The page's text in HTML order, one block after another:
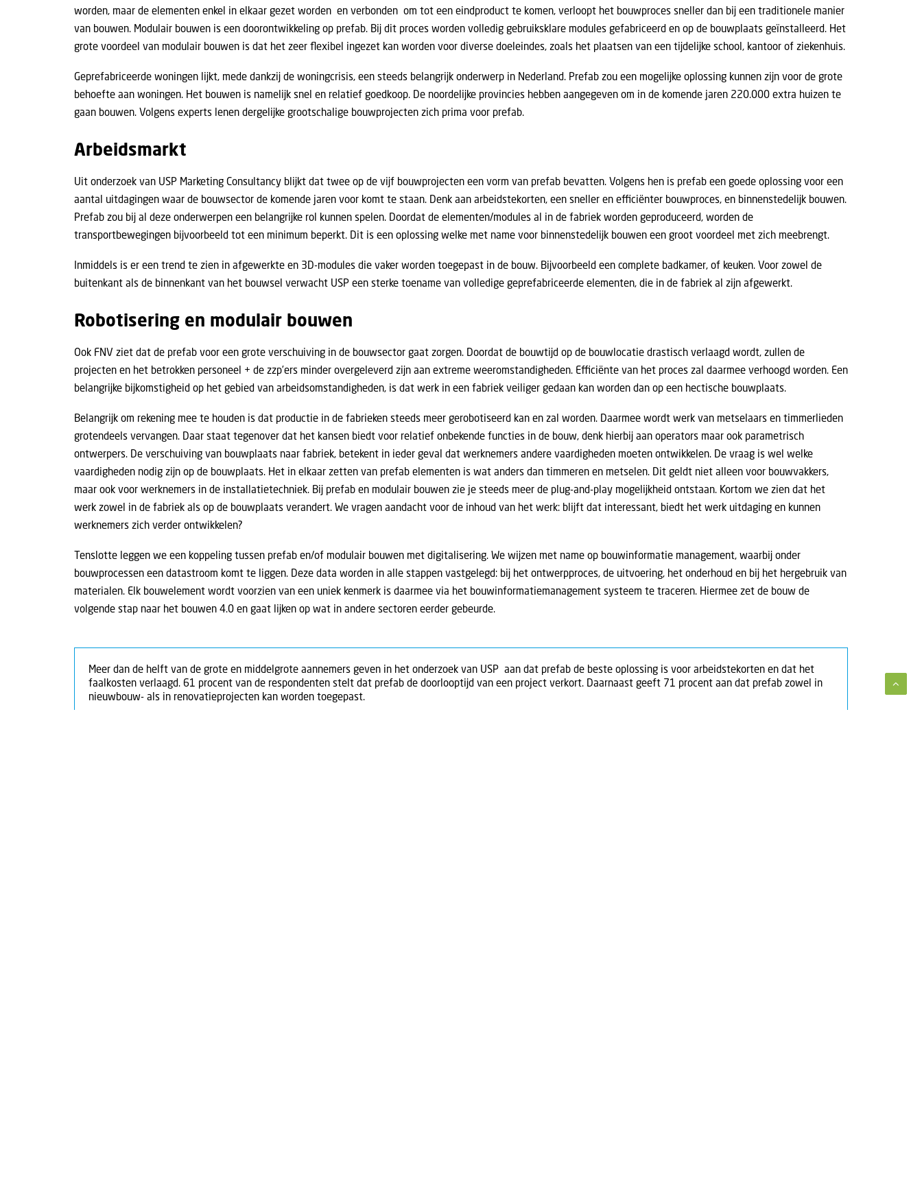
worden, maar de elementen enkel in elkaar gezet worden en verbonden om tot een eindproduct te komen, verloopt het bouwproces sneller dan bij een traditionele manier
van bouwen. Modulair bouwen is een doorontwikkeling op prefab. Bij dit proces worden volledig gebruiksklare modules gefabriceerd en op de bouwplaats geïnstalleerd. Het
grote voordeel van modulair bouwen is dat het zeer flexibel ingezet kan worden voor diverse doeleindes, zoals het plaatsen van een tijdelijke school, kantoor of ziekenhuis.
Geprefabriceerde woningen lijkt, mede dankzij de woningcrisis, een steeds belangrijk onderwerp in Nederland. Prefab zou een mogelijke oplossing kunnen zijn voor de grote
behoefte aan woningen. Het bouwen is namelijk snel en relatief goedkoop. De noordelijke provincies hebben aangegeven om in de komende jaren 220.000 extra huizen te
gaan bouwen. Volgens experts lenen dergelijke grootschalige bouwprojecten zich prima voor prefab.
Arbeidsmarkt
Uit onderzoek van USP Marketing Consultancy blijkt dat twee op de vijf bouwprojecten een vorm van prefab bevatten. Volgens hen is prefab een goede oplossing voor een
aantal uitdagingen waar de bouwsector de komende jaren voor komt te staan. Denk aan arbeidstekorten, een sneller en efficiënter bouwproces, en binnenstedelijk bouwen.
Prefab zou bij al deze onderwerpen een belangrijke rol kunnen spelen. Doordat de elementen/modules al in de fabriek worden geproduceerd, worden de
transportbewegingen bijvoorbeeld tot een minimum beperkt. Dit is een oplossing welke met name voor binnenstedelijk bouwen een groot voordeel met zich meebrengt.
Inmiddels is er een trend te zien in afgewerkte en 3D-modules die vaker worden toegepast in de bouw. Bijvoorbeeld een complete badkamer, of keuken. Voor zowel de
buitenkant als de binnenkant van het bouwsel verwacht USP een sterke toename van volledige geprefabriceerde elementen, die in de fabriek al zijn afgewerkt.
Robotisering en modulair bouwen
Ook FNV ziet dat de prefab voor een grote verschuiving in de bouwsector gaat zorgen. Doordat de bouwtijd op de bouwlocatie drastisch verlaagd wordt, zullen de
projecten en het betrokken personeel + de zzp’ers minder overgeleverd zijn aan extreme weeromstandigheden. Efficiënte van het proces zal daarmee verhoogd worden. Een
belangrijke bijkomstigheid op het gebied van arbeidsomstandigheden, is dat werk in een fabriek veiliger gedaan kan worden dan op een hectische bouwplaats.
Belangrijk om rekening mee te houden is dat productie in de fabrieken steeds meer gerobotiseerd kan en zal worden. Daarmee wordt werk van metselaars en timmerlieden
grotendeels vervangen. Daar staat tegenover dat het kansen biedt voor relatief onbekende functies in de bouw, denk hierbij aan operators maar ook parametrisch
ontwerpers. De verschuiving van bouwplaats naar fabriek, betekent in ieder geval dat werknemers andere vaardigheden moeten ontwikkelen. De vraag is wel welke
vaardigheden nodig zijn op de bouwplaats. Het in elkaar zetten van prefab elementen is wat anders dan timmeren en metselen. Dit geldt niet alleen voor bouwvakkers,
maar ook voor werknemers in de installatietechniek. Bij prefab en modulair bouwen zie je steeds meer de plug-and-play mogelijkheid ontstaan. Kortom we zien dat het
werk zowel in de fabriek als op de bouwplaats verandert. We vragen aandacht voor de inhoud van het werk: blijft dat interessant, biedt het werk uitdaging en kunnen
werknemers zich verder ontwikkelen?
Tenslotte leggen we een koppeling tussen prefab en/of modulair bouwen met digitalisering. We wijzen met name op bouwinformatie management, waarbij onder
bouwprocessen een datastroom komt te liggen. Deze data worden in alle stappen vastgelegd: bij het ontwerpproces, de uitvoering, het onderhoud en bij het hergebruik van
materialen. Elk bouwelement wordt voorzien van een uniek kenmerk is daarmee via het bouwinformatiemanagement systeem te traceren. Hiermee zet de bouw de
volgende stap naar het bouwen 4.0 en gaat lijken op wat in andere sectoren eerder gebeurde.
Meer dan de helft van de grote en middelgrote aannemers geven in het onderzoek van USP aan dat prefab de beste oplossing is voor arbeidstekorten en dat het
faalkosten verlaagd. 61 procent van de respondenten stelt dat prefab de doorlooptijd van een project verkort. Daarnaast geeft 71 procent aan dat prefab zowel in
nieuwbouw- als in renovatieprojecten kan worden toegepast.